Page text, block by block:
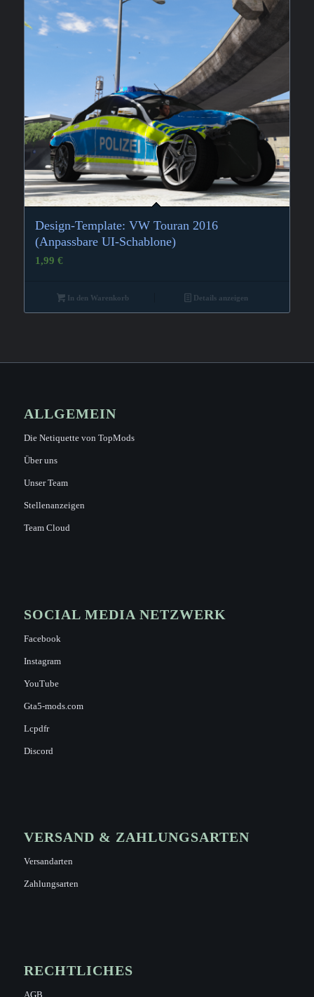
Design-Template: VW Touran 2016
(Anpassbare UI-Schablone)
1,99 €
In den Warenkorb Details anzeigen
ALLGEMEIN
Die Netiquette von TopMods
Über uns
Unser Team
Stellenanzeigen
Team Cloud
SOCIAL MEDIA NETZWERK
Facebook
Instagram
YouTube
Gta5-mods.com
Lcpdfr
Discord
VERSAND & ZAHLUNGSARTEN
Versandarten
Zahlungsarten
RECHTLICHES
AGB